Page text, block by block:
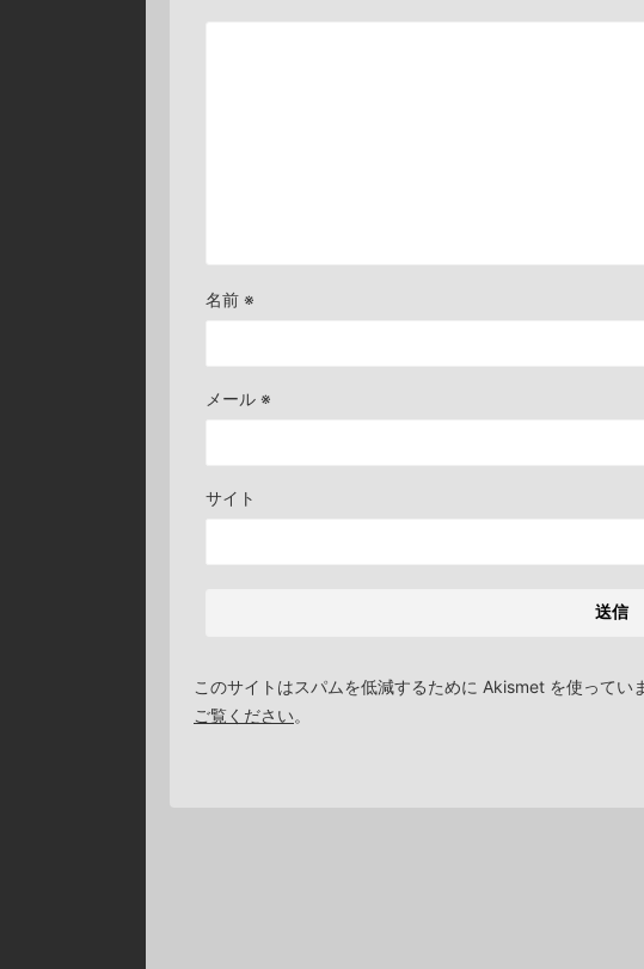
名前 ※
メール ※
サイト
このサイトはスパムを低減するために Akismet を使ってい
ご覧ください。